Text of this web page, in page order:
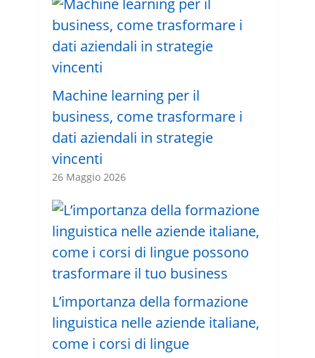
Machine learning per il
business, come trasformare i
dati aziendali in strategie
vincenti
26 Maggio 2026
L’importanza della formazione
linguistica nelle aziende italiane,
come i corsi di lingue